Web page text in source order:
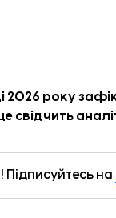
кухгя. Фото:
2026 року
свідчить
Підписуйтесь на